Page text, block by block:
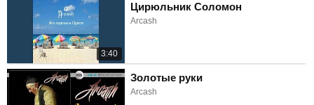
3:40
Цирюльник Соломон
Arcash
Золотые руки
Arcash